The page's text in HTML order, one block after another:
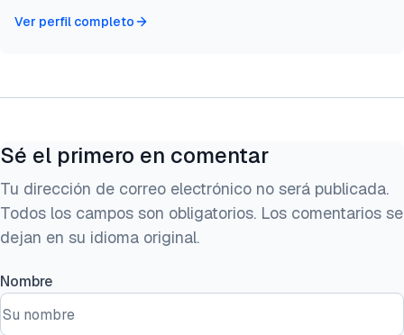
Ver perfil completo
Sé el primero en comentar
Tu dirección de correo electrónico no será publicada.
Todos los campos son obligatorios. Los comentarios se
dejan en su idioma original.
Nombre